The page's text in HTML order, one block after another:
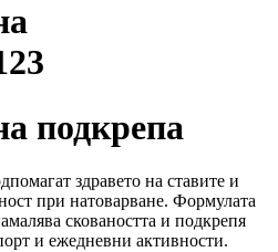
подкрепа
здравето на ставите и
при натоварване. Формулата
сковаността и подкрепя
и ежедневни активности.